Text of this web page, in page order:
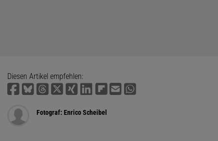
Diesen Artikel empfehlen:
Fotograf: Enrico Scheibel